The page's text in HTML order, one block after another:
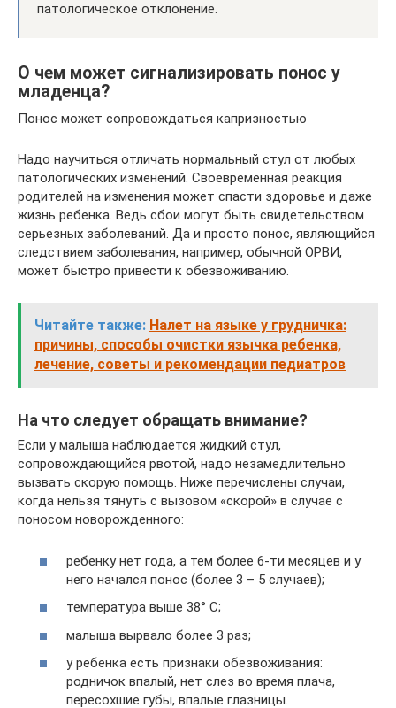
патологическое отклонение.
О чем может сигнализировать понос у
младенца?
Понос может сопровождаться капризностью
Надо научиться отличать нормальный стул от любых
патологических изменений. Своевременная реакция
родителей на изменения может спасти здоровье и даже
жизнь ребенка. Ведь сбои могут быть свидетельством
серьезных заболеваний. Да и просто понос, являющийся
следствием заболевания, например, обычной ОРВИ,
может быстро привести к обезвоживанию.
Читайте также: Налет на языке у грудничка:
причины, способы очистки язычка ребенка,
лечение, советы и рекомендации педиатров
На что следует обращать внимание?
Если у малыша наблюдается жидкий стул,
сопровождающийся рвотой, надо незамедлительно
вызвать скорую помощь. Ниже перечислены случаи,
когда нельзя тянуть с вызовом «скорой» в случае с
поносом новорожденного:
ребенку нет года, а тем более 6-ти месяцев и у
него начался понос (более 3 – 5 случаев);
температура выше 38° С;
малыша вырвало более 3 раз;
у ребенка есть признаки обезвоживания:
родничок впалый, нет слез во время плача,
пересохшие губы, впалые глазницы.